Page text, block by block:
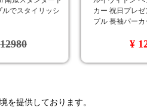
ルでスタイリッシ
カー 祝日プレ
プル 長袖パー
¥
を提供しております。